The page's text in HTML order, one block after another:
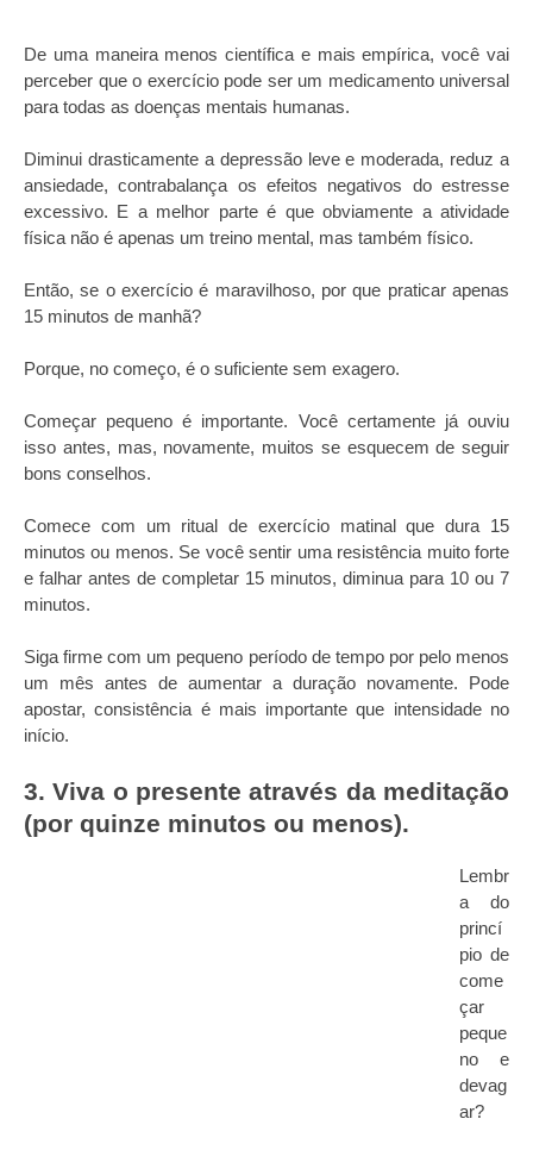
De uma maneira menos científica e mais empírica, você vai
perceber que o exercício pode ser um medicamento universal
para todas as doenças mentais humanas.
Diminui drasticamente a depressão leve e moderada, reduz a
ansiedade, contrabalança os efeitos negativos do estresse
excessivo. E a melhor parte é que obviamente a atividade
física não é apenas um treino mental, mas também físico.
Então, se o exercício é maravilhoso, por que praticar apenas
15 minutos de manhã?
Porque, no começo, é o suficiente sem exagero.
Começar pequeno é importante. Você certamente já ouviu
isso antes, mas, novamente, muitos se esquecem de seguir
bons conselhos.
Comece com um ritual de exercício matinal que dura 15
minutos ou menos. Se você sentir uma resistência muito forte
e falhar antes de completar 15 minutos, diminua para 10 ou 7
minutos.
Siga firme com um pequeno período de tempo por pelo menos
um mês antes de aumentar a duração novamente. Pode
apostar, consistência é mais importante que intensidade no
início.
3. Viva o presente através da meditação
(por quinze minutos ou menos).
Lembr
a do
princí
pio de
come
çar
peque
no e
devag
ar?